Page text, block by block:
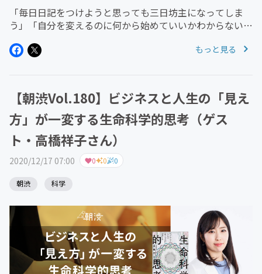
「毎日日記をつけようと思っても三日坊主になってしま
う」「自分を変えるのに何から始めていいかわからない」
1/27（水）のゲストは伊藤羊一さん。Yahoo!アカデミ
もっと見る
【朝渋Vol.180】ビジネスと人生の「見え
方」が一変する生命科学的思考（ゲス
ト・高橋祥子さん）
2020/12/17 07:00 0 0 0
朝渋 科学